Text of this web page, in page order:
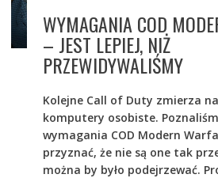
WYMAGANIA COD
– JEST LEPIEJ, NIŻ
PRZEWIDYWALIŚMY
Kolejne Call of Duty zmierza
komputery osobiste.
wymagania COD Modern
przyznać, że nie są one tak
można by było podejrzewać.